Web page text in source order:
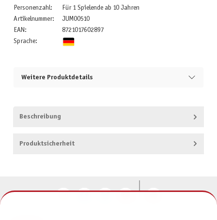
Personenzahl:
Für 1 Spielende ab 10 Jahren
Artikelnummer:
JUM00510
EAN:
8721017602897
Sprache:
Weitere Produktdetails
Beschreibung
Produktsicherheit